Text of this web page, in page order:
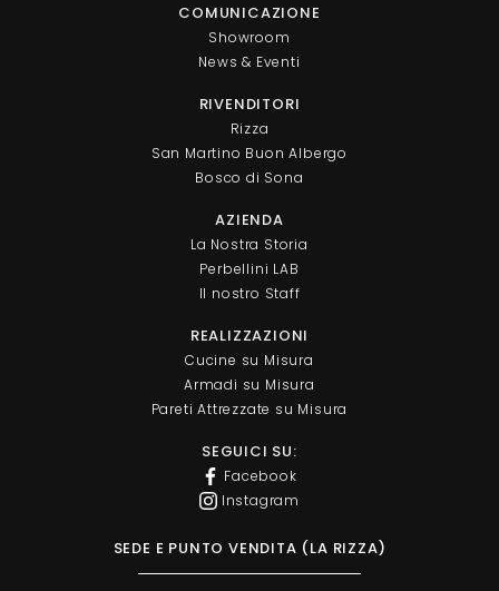
COMUNICAZIONE
Showroom
News & Eventi
RIVENDITORI
Rizza
San Martino Buon Albergo
Bosco di Sona
AZIENDA
La Nostra Storia
Perbellini LAB
Il nostro Staff
REALIZZAZIONI
Cucine su Misura
Armadi su Misura
Pareti Attrezzate su Misura
SEGUICI SU:
Facebook
Instagram
SEDE E PUNTO VENDITA (LA RIZZA)